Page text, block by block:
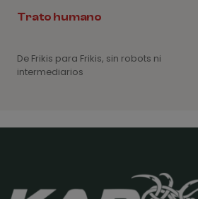
Trato humano
De Frikis para Frikis, sin robots ni
intermediarios